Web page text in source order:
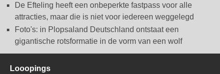
De Efteling heeft een onbeperkte fastpass voor alle
attracties, maar die is niet voor iedereen weggelegd
Foto's: in Plopsaland Deutschland ontstaat een
gigantische rotsformatie in de vorm van een wolf
Looopings